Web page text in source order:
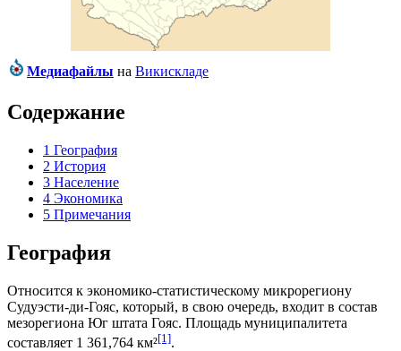
Медиафайлы на Викискладе
Содержание
1 География
2 История
3 Население
4 Экономика
5 Примечания
География
Относится к экономико-статистическому микрорегиону
Судуэсти-ди-Гояс, который, в свою очередь, входит в состав
мезорегиона Юг штата Гояс. Площадь муниципалитета
составляет 1 361,764 км²[1].